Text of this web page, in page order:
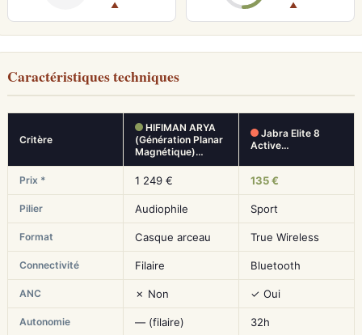
▲ ▲
Caractéristiques techniques
Critère
HIFIMAN ARYA
(Génération Planar
Magnétique)…
Jabra Elite 8
Active…
Prix * 1 249 € 135 €
Pilier Audiophile Sport
Format Casque arceau True Wireless
Connectivité Filaire Bluetooth
ANC ✗ Non ✓ Oui
Autonomie — (filaire) 32h